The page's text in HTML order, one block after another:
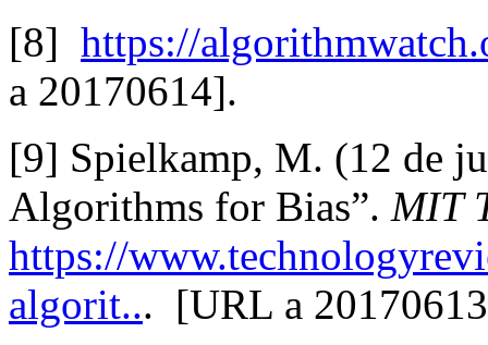
[8] https://
a 20170614].
[9] Spielkamp, M. (12 de
Algorithms for Bias”. MIT
https://
algorit... [URL a